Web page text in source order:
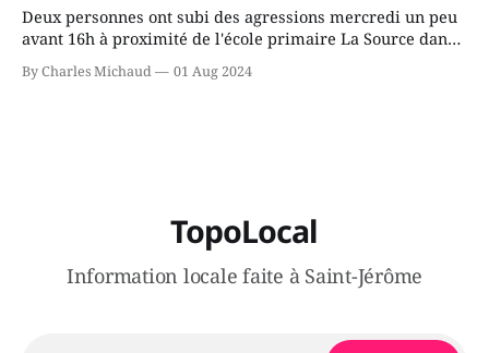
Deux personnes ont subi des agressions mercredi un peu
avant 16h à proximité de l'école primaire La Source dans
le secteur Bellefeuille de Saint-Jérôme. L'une de deux
victimes aurait été écrasée sous un véhicule et aspergée
By Charles Michaud 01 Aug 2024
TopoLocal
Information locale faite à Saint-Jérôme